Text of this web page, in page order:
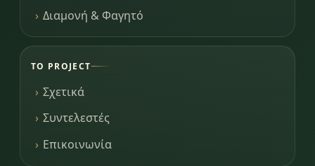
Διαμονή & Φαγητό
ΤΟ PROJECT
Σχετικά
Συντελεστές
Επικοινωνία